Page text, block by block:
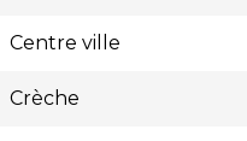
Centre ville
Crèche